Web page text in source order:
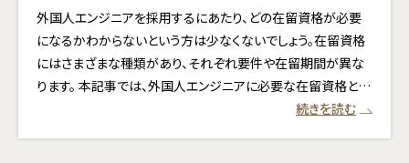
外国人エンジニアを採用するにあたり、どの在留資格が必要
になるかわからないという方は少なくないでしょう。在留資格
にはさまざまな種類があり、それぞれ要件や在留期間が異な
ります。 本記事では、外国人エンジニアに必要な在留資格と…
続きを読む